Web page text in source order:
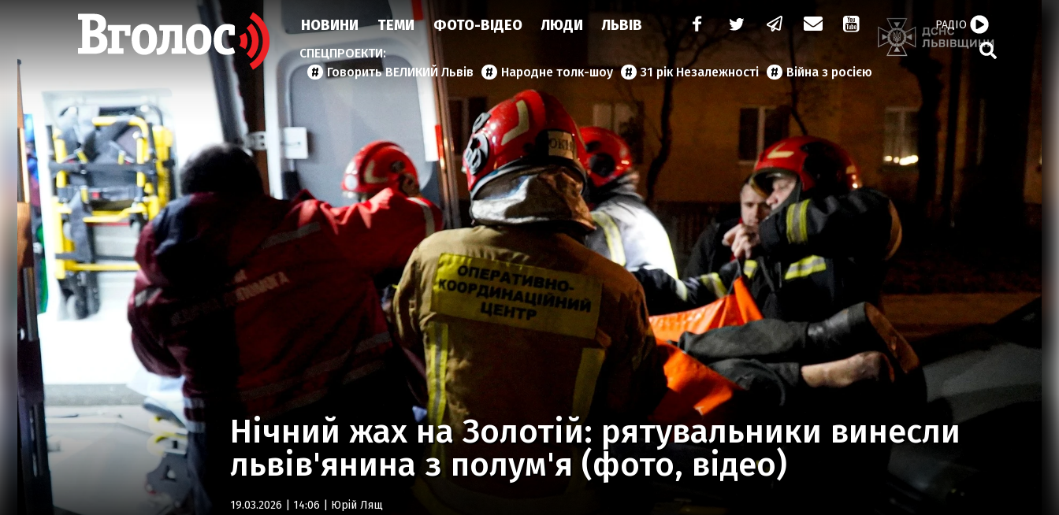
НОВИНИ ТЕМИ ФОТО-ВІДЕО ЛЮДИ ЛЬВІВ
Говорить ВЕЛИКИЙ Львів Народне толк-шоу 31 рік Незалежності Війна з росією
РАДІО
Нічний жах на Золотій: рятувальники винесли
львів'янина з полум'я (фото, відео)
19.03.2026 | 14:06 | Юрій Лящ